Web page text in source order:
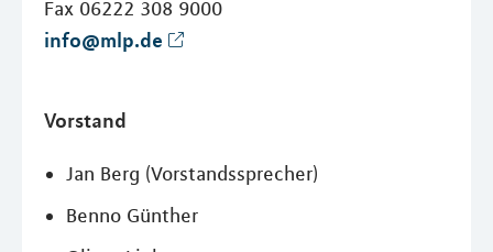
Fax 06222 308 9000
info@mlp.de
Vorstand
Jan Berg (Vorstandssprecher)
Benno Günther